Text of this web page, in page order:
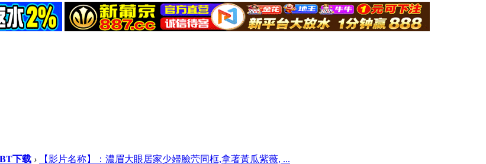
BT下载 › 【影片名称】：濃眉大眼居家少婦臉茓同框,拿著黃瓜紫薇, ...